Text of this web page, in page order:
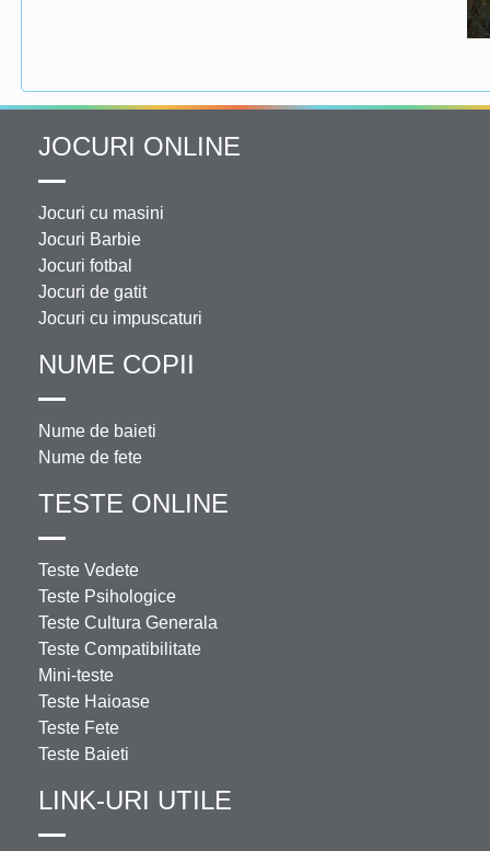
JOCURI ONLINE
Jocuri cu masini
Jocuri Barbie
Jocuri fotbal
Jocuri de gatit
Jocuri cu impuscaturi
NUME COPII
Nume de baieti
Nume de fete
TESTE ONLINE
Teste Vedete
Teste Psihologice
Teste Cultura Generala
Teste Compatibilitate
Mini-teste
Teste Haioase
Teste Fete
Teste Baieti
LINK-URI UTILE